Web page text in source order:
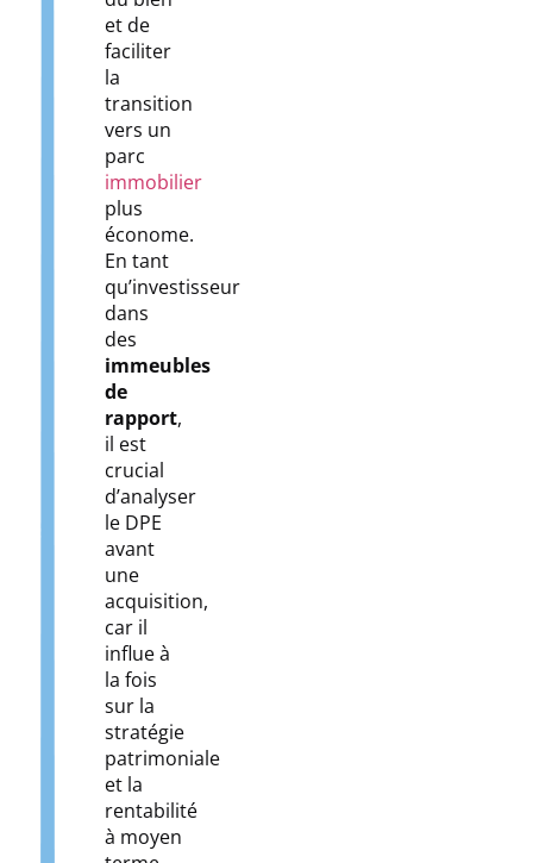
et de
faciliter
la
transition
vers un
parc
immobilier
plus
économe.
En tant
qu’investisseur
dans
des
immeubles
de
rapport,
il est
crucial
d’analyser
le DPE
avant
une
acquisition,
car il
influe à
la fois
sur la
stratégie
patrimoniale
et la
rentabilité
à moyen